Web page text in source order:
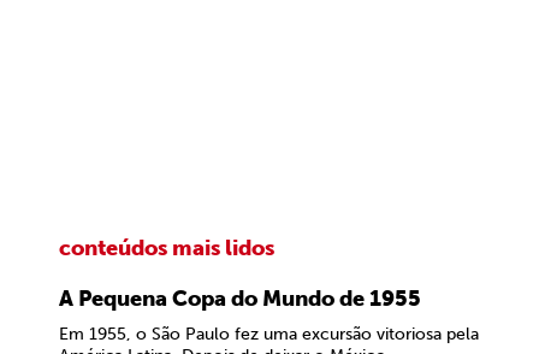
conteúdos mais lidos
A Pequena Copa do Mundo de 1955
Em 1955, o São Paulo fez uma excursão vitoriosa pela